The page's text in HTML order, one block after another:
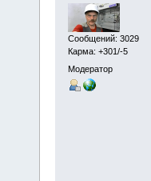
Сообщений: 3029
Карма: +301/-5
Модератор